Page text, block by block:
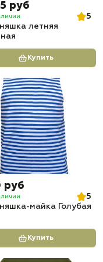
руб
5
летняя
Купить
руб
5
майка Голубая
Купить